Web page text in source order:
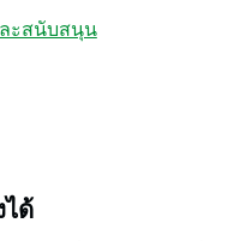
ะสนับสนุน
ได้